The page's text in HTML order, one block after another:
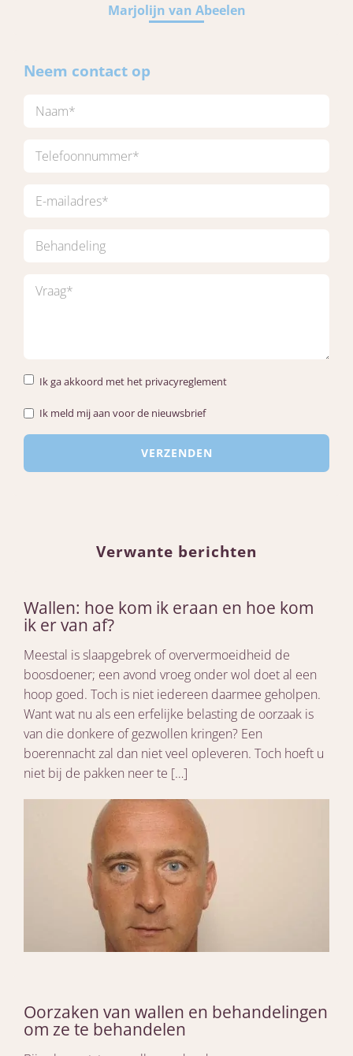
Marjolijn van Abeelen
Neem contact op
Ik ga akkoord met het privacyreglement
Ik meld mij aan voor de nieuwsbrief
Verwante berichten
Wallen: hoe kom ik eraan en hoe kom
ik er van af?
Meestal is slaapgebrek of oververmoeidheid de
boosdoener; een avond vroeg onder wol doet al een
hoop goed. Toch is niet iedereen daarmee geholpen.
Want wat nu als een erfelijke belasting de oorzaak is
van die donkere of gezwollen kringen? Een
boerennacht zal dan niet veel opleveren. Toch hoeft u
niet bij de pakken neer te […]
Oorzaken van wallen en behandelingen
om ze te behandelen